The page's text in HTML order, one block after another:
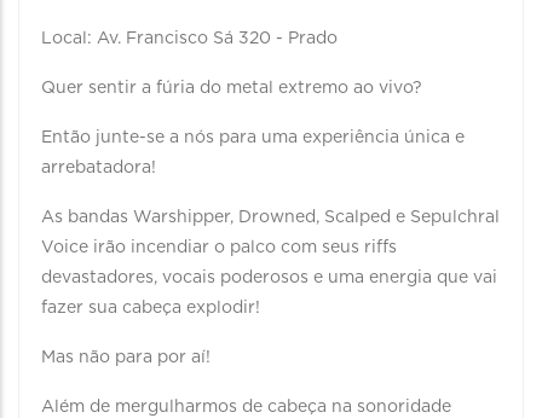
Local: Av. Francisco Sá 320 - Prado
Quer sentir a fúria do metal extremo ao vivo?
Então junte-se a nós para uma experiência única e
arrebatadora!
As bandas Warshipper, Drowned, Scalped e Sepulchral
Voice irão incendiar o palco com seus riffs
devastadores, vocais poderosos e uma energia que vai
fazer sua cabeça explodir!
Mas não para por aí!
Além de mergulharmos de cabeça na sonoridade